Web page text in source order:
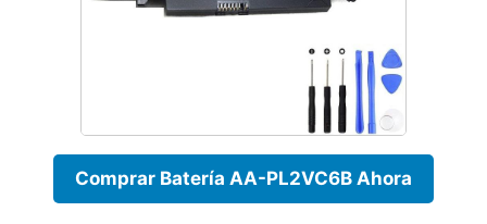
Comprar Batería AA-PL2VC6B Ahora